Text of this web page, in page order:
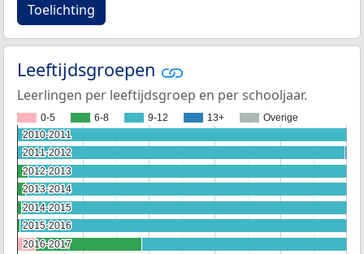
Toelichting
Leeftijdsgroepen
Leerlingen per leeftijdsgroep en per schooljaar.
0-5 6-8 9-12 13+ Overige
2010-2011
2010-2011
2011-2012
2011-2012
2012-2013
2012-2013
2013-2014
2013-2014
2014-2015
2014-2015
2015-2016
2015-2016
2016-2017
2016-2017